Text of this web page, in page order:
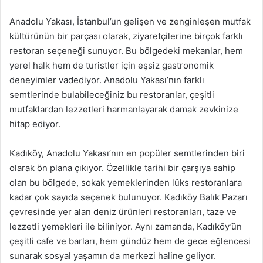
Anadolu Yakası, İstanbul’un gelişen ve zenginleşen mutfak
kültürünün bir parçası olarak, ziyaretçilerine birçok farklı
restoran seçeneği sunuyor. Bu bölgedeki mekanlar, hem
yerel halk hem de turistler için eşsiz gastronomik
deneyimler vadediyor. Anadolu Yakası’nın farklı
semtlerinde bulabileceğiniz bu restoranlar, çeşitli
mutfaklardan lezzetleri harmanlayarak damak zevkinize
hitap ediyor.
Kadıköy, Anadolu Yakası’nın en popüler semtlerinden biri
olarak ön plana çıkıyor. Özellikle tarihi bir çarşıya sahip
olan bu bölgede, sokak yemeklerinden lüks restoranlara
kadar çok sayıda seçenek bulunuyor. Kadıköy Balık Pazarı
çevresinde yer alan deniz ürünleri restoranları, taze ve
lezzetli yemekleri ile biliniyor. Aynı zamanda, Kadıköy’ün
çeşitli cafe ve barları, hem gündüz hem de gece eğlencesi
sunarak sosyal yaşamın da merkezi haline geliyor.